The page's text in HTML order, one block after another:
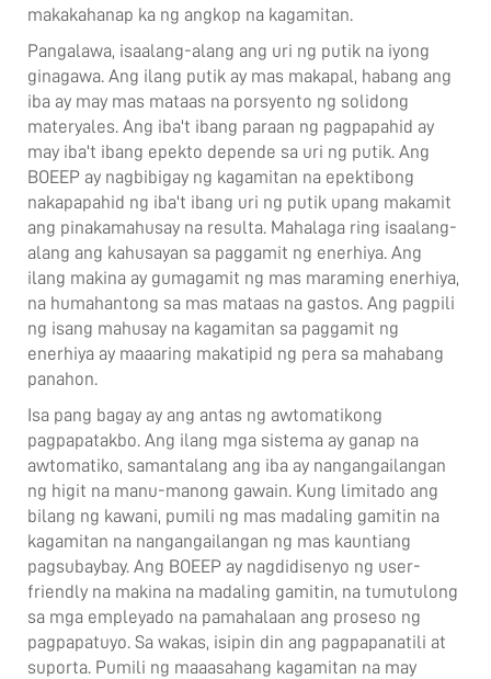
makakahanap ka ng angkop na kagamitan.
Pangalawa, isaalang-alang ang uri ng putik na iyong
ginagawa. Ang ilang putik ay mas makapal, habang ang
iba ay may mas mataas na porsyento ng solidong
materyales. Ang iba't ibang paraan ng pagpapahid ay
may iba't ibang epekto depende sa uri ng putik. Ang
BOEEP ay nagbibigay ng kagamitan na epektibong
nakapapahid ng iba't ibang uri ng putik upang makamit
ang pinakamahusay na resulta. Mahalaga ring isaalang-
alang ang kahusayan sa paggamit ng enerhiya. Ang
ilang makina ay gumagamit ng mas maraming enerhiya,
na humahantong sa mas mataas na gastos. Ang pagpili
ng isang mahusay na kagamitan sa paggamit ng
enerhiya ay maaaring makatipid ng pera sa mahabang
panahon.
Isa pang bagay ay ang antas ng awtomatikong
pagpapatakbo. Ang ilang mga sistema ay ganap na
awtomatiko, samantalang ang iba ay nangangailangan
ng higit na manu-manong gawain. Kung limitado ang
bilang ng kawani, pumili ng mas madaling gamitin na
kagamitan na nangangailangan ng mas kauntiang
pagsubaybay. Ang BOEEP ay nagdidisenyo ng user-
friendly na makina na madaling gamitin, na tumutulong
sa mga empleyado na pamahalaan ang proseso ng
pagpapatuyo. Sa wakas, isipin din ang pagpapanatili at
suporta. Pumili ng maaasahang kagamitan na may